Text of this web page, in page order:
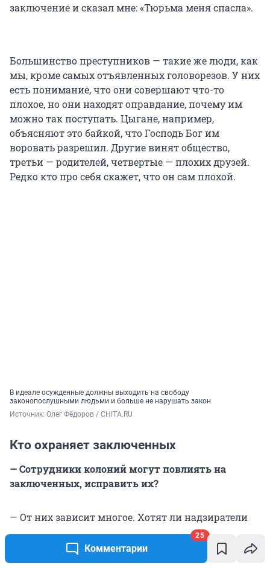
Комментарии
25
заключение и сказал мне: «Тюрьма меня спасла».
Большинство преступников — такие же люди, как
мы, кроме самых отъявленных головорезов. У них
есть понимание, что они совершают что-то
плохое, но они находят оправдание, почему им
можно так поступать. Цыгане, например,
объясняют это байкой, что Господь Бог им
воровать разрешил. Другие винят общество,
третьи — родителей, четвертые — плохих друзей.
Редко кто про себя скажет, что он сам плохой.
В идеале осужденные должны выходить на свободу
законопослушными людьми и больше не нарушать закон
Источник: Олег Фёдоров / CHITA.RU
Кто охраняет заключенных
— Сотрудники колоний могут повлиять на
заключенных, исправить их?
— От них зависит многое. Хотят ли надзиратели
перевоспитывать зэков? Это важный вопрос. А
кто в принципе хочет работать в колонии?
Большинство людей не хотят идти в структуру